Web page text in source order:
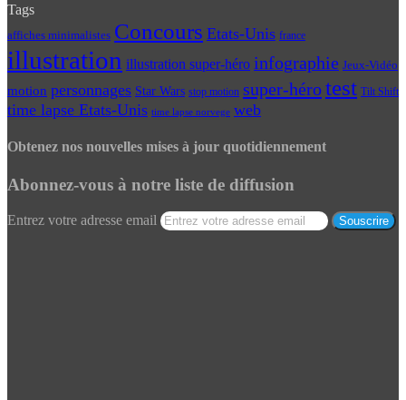
Tags
affiches minimalistes Concours Etats-Unis france
illustration illustration super-héro infographie Jeux-Vidéo
motion personnages Star Wars stop motion super-hérotest Tilt Shift
time lapse Etats-Unis time lapse norvege web
Obtenez nos nouvelles mises à jour quotidiennement
Abonnez-vous à notre liste de diffusion
Entrez votre adresse email